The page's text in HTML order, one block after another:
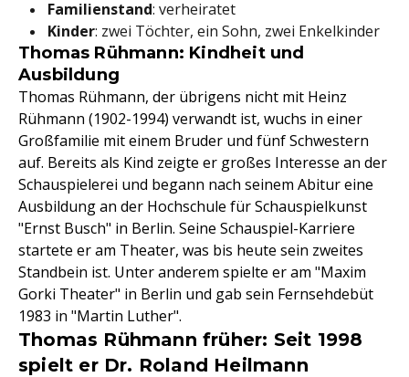
Familienstand: verheiratet
Kinder: zwei Töchter, ein Sohn, zwei Enkelkinder
Thomas Rühmann: Kindheit und
Ausbildung
Thomas Rühmann, der übrigens nicht mit Heinz
Rühmann (1902-1994) verwandt ist, wuchs in einer
Großfamilie mit einem Bruder und fünf Schwestern
auf. Bereits als Kind zeigte er großes Interesse an der
Schauspielerei und begann nach seinem Abitur eine
Ausbildung an der Hochschule für Schauspielkunst
"Ernst Busch" in Berlin. Seine Schauspiel-Karriere
startete er am Theater, was bis heute sein zweites
Standbein ist. Unter anderem spielte er am "Maxim
Gorki Theater" in Berlin und gab sein Fernsehdebüt
1983 in "Martin Luther".
Thomas Rühmann früher: Seit 1998
spielt er Dr. Roland Heilmann